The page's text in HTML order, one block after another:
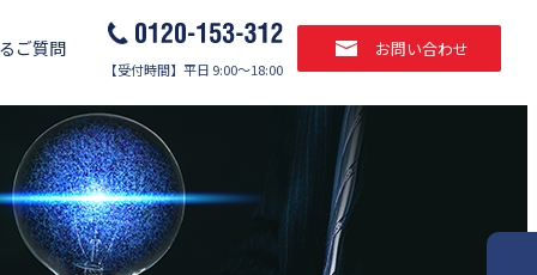
ご質問
【受付時間】平日 9:00～18:00
お問い合わせ